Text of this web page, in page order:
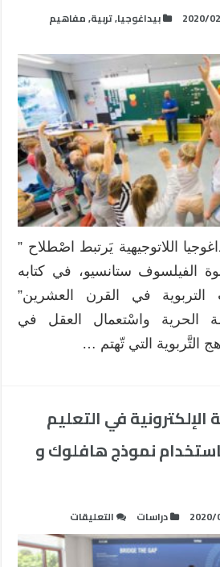
2020/ بيداغوجيا,تربية,مفاهيم
اللاتوجيهية يَرتبط اصْطلاح ”
الفيلسوف ستانسيو، في كتابه
التربوية في القرن العشرين”
الحرية واسْتعمال العقل في
التَّربوية التي تّهتم …
في التعليم
نموذج هافلوك و
2020/ دراسات التعليقات
خطة
دمج